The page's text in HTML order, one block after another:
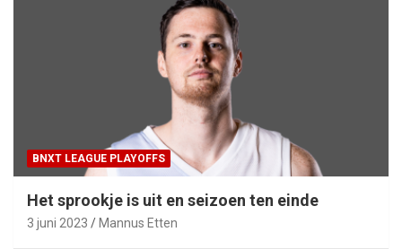
BNXT LEAGUE PLAYOFFS
Het sprookje is uit en seizoen ten einde
3 juni 2023 Mannus Etten